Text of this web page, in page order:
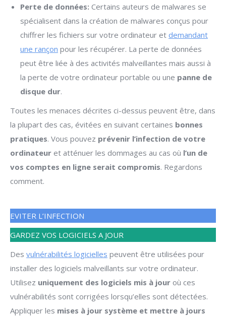
Perte de données: Certains auteurs de malwares se
spécialisent dans la création de malwares conçus pour
chiffrer les fichiers sur votre ordinateur et demandant
une rançon pour les récupérer. La perte de données
peut être liée à des activités malveillantes mais aussi à
la perte de votre ordinateur portable ou une panne de
disque dur.
Toutes les menaces décrites ci-dessus peuvent être, dans
la plupart des cas, évitées en suivant certaines bonnes
pratiques. Vous pouvez prévenir l’infection de votre
ordinateur et atténuer les dommages au cas où l’un de
vos comptes en ligne serait compromis. Regardons
comment.
EVITER L’INFECTION
GARDEZ VOS LOGICIELS A JOUR
Des vulnérabilités logicielles peuvent être utilisées pour
installer des logiciels malveillants sur votre ordinateur.
Utilisez uniquement des logiciels mis à jour où ces
vulnérabilités sont corrigées lorsqu’elles sont détectées.
Appliquer les mises à jour système et mettre à jours